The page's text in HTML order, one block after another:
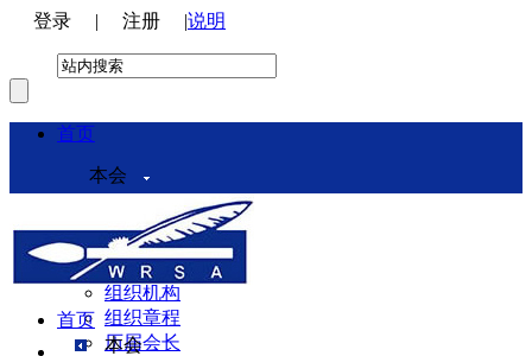
登录 | 注册 |说明
首页
本会
本会介绍
领导机构
理事会
组织机构
组织章程
历届会长
首页
本会